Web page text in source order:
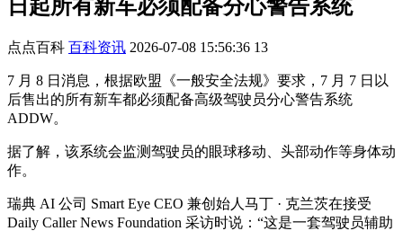
日起所有新车必须配备分心警告系统
点点百科 百科资讯 2026-07-08 15:56:36 13
7 月 8 日消息，根据欧盟《一般安全法规》要求，7 月 7 日以
后售出的所有新车都必须配备高级驾驶员分心警告系统
ADDW。
据了解，该系统会监测驾驶员的眼球移动、头部动作等身体动
作。
瑞典 AI 公司 Smart Eye CEO 兼创始人马丁 · 克兰茨在接受
Daily Caller News Foundation 采访时说：“这是一套驾驶员辅助